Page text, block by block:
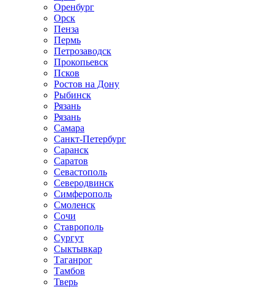
Оренбург
Орск
Пенза
Пермь
Петрозаводск
Прокопьевск
Псков
Ростов на Дону
Рыбинск
Рязань
Рязань
Самара
Санкт-Петербург
Саранск
Саратов
Севастополь
Северодвинск
Симферополь
Смоленск
Сочи
Ставрополь
Сургут
Сыктывкар
Таганрог
Тамбов
Тверь